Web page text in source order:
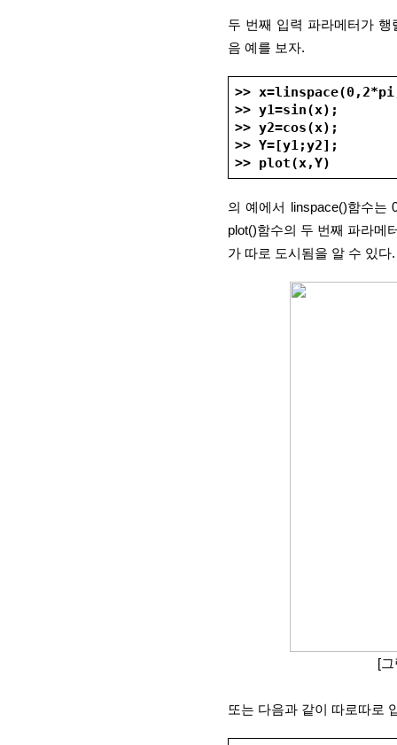
두 번째 입력 파라메터가
음 예를 보자.
>>
>> y1=sin(x);
>> y2=cos(x);
>> Y=[y1;y2];
>> plot(x,Y)
의 예에서 linspace()함수는
plot()함수의 두 번째 파라메
가 따로 도시됨을 알 수 있다.
[
또는 다음과 같이 따로따로